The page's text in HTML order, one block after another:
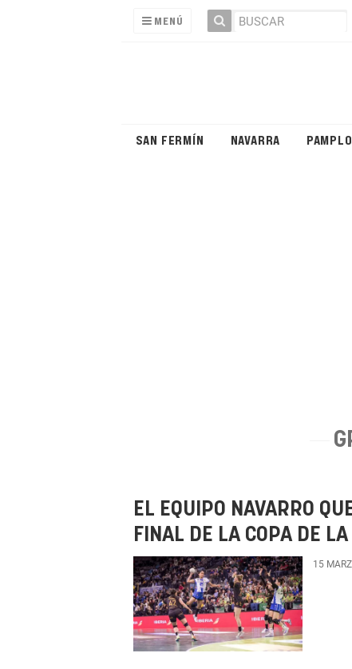
MENÚ
SAN FERMÍN NAVARRA
EL EQUIPO NAVARRO
FINAL DE LA COPA DE
15